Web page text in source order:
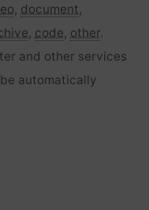
, document,
, code, other.
and other services
automatically